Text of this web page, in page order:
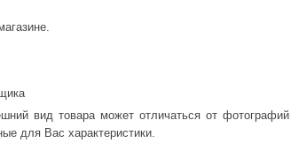
вид товара может отличаться от
для Вас характеристики.